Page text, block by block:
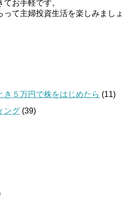
てお手軽です。
って主婦投資生活を楽しみましょ
き５万円で株をはじめたら (11)
ング (39)